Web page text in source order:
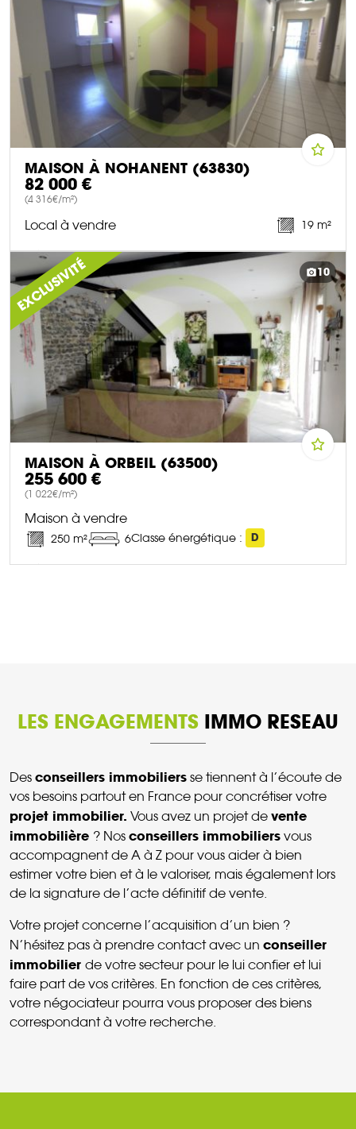
MAISON À NOHANENT (63830)
82 000 €
(4 316€/m²)
Local à vendre 19 m²
DÉCOUVRIR CE BIEN
EXCLUSIVITÉ 10
MAISON À ORBEIL (63500)
255 600 €
(1 022€/m²)
Maison à vendre
250 m² 6Classe énergétique : D
LES ENGAGEMENTS IMMO RESEAU
Des conseillers immobiliers se tiennent à l’écoute de
vos besoins partout en France pour concrétiser votre
projet immobilier. Vous avez un projet de vente
immobilière ? Nos conseillers immobiliers vous
accompagnent de A à Z pour vous aider à bien
estimer votre bien et à le valoriser, mais également lors
de la signature de l’acte définitif de vente.
Votre projet concerne l’acquisition d’un bien ?
N’hésitez pas à prendre contact avec un conseiller
immobilier de votre secteur pour le lui confier et lui
faire part de vos critères. En fonction de ces critères,
votre négociateur pourra vous proposer des biens
correspondant à votre recherche.